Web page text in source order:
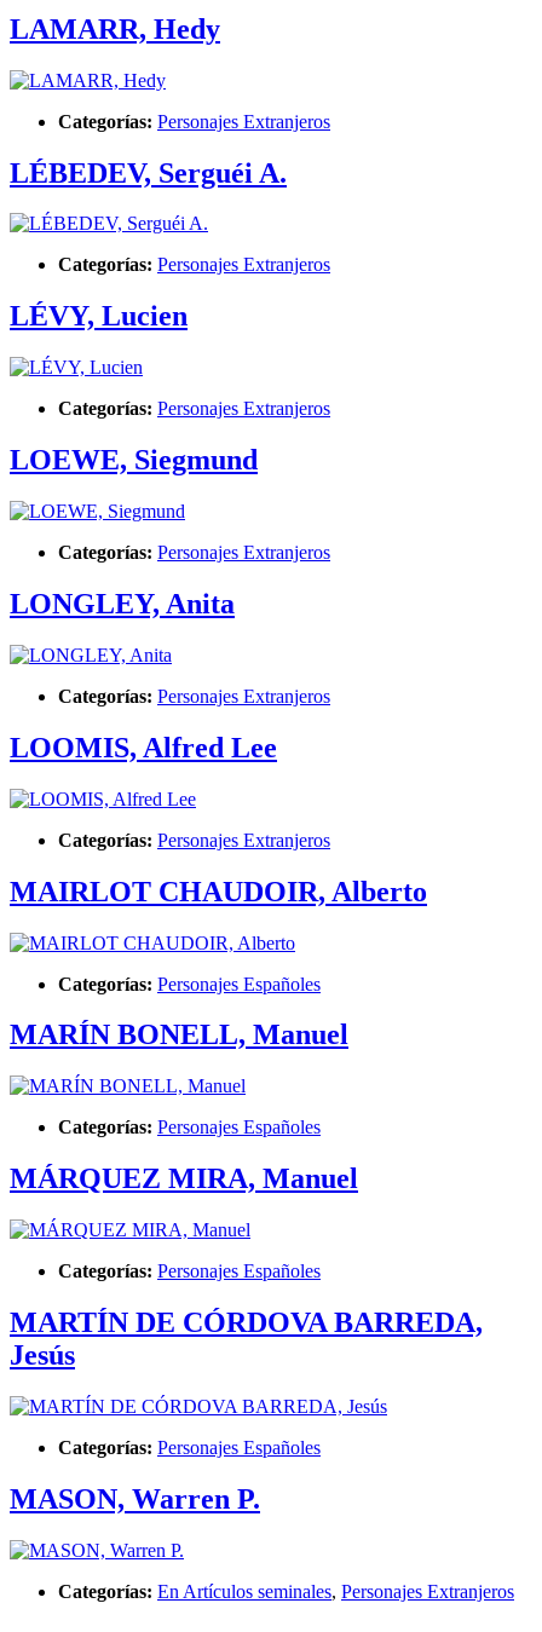
LAMARR, Hedy
Categorías: Personajes Extranjeros
LÉBEDEV, Serguéi A.
Categorías: Personajes Extranjeros
LÉVY, Lucien
Categorías: Personajes Extranjeros
LOEWE, Siegmund
Categorías: Personajes Extranjeros
LONGLEY, Anita
Categorías: Personajes Extranjeros
LOOMIS, Alfred Lee
Categorías: Personajes Extranjeros
MAIRLOT CHAUDOIR, Alberto
Categorías: Personajes Españoles
MARÍN BONELL, Manuel
Categorías: Personajes Españoles
MÁRQUEZ MIRA, Manuel
Categorías: Personajes Españoles
MARTÍN DE CÓRDOVA BARREDA,
Jesús
Categorías: Personajes Españoles
MASON, Warren P.
Categorías: En Artículos seminales, Personajes Extranjeros